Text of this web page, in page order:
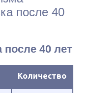
после 40
после 40 лет
Количество